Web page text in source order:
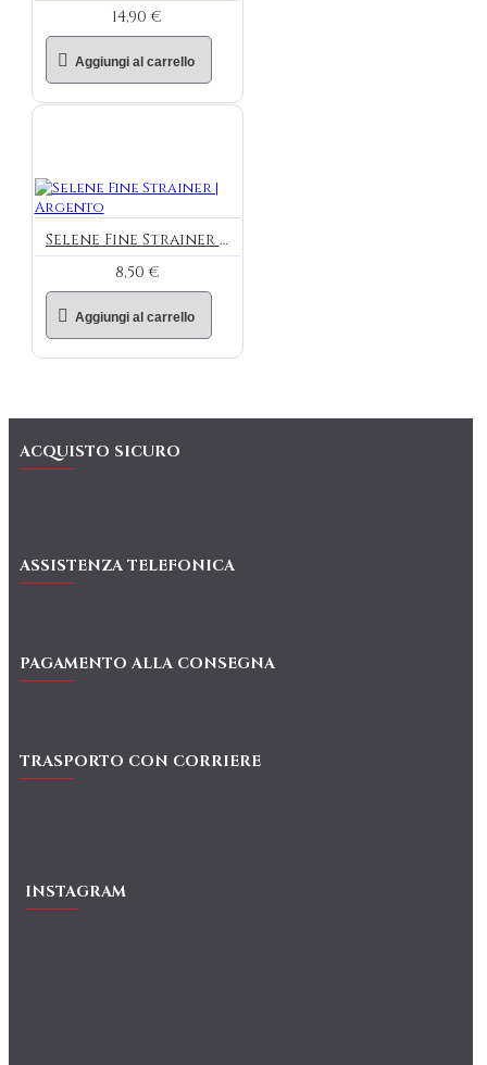
14,90 €
Aggiungi al carrello
Selene Fine Strainer | Argento
8,50 €
Aggiungi al carrello
ACQUISTO SICURO
ASSISTENZA TELEFONICA
PAGAMENTO ALLA CONSEGNA
TRASPORTO CON CORRIERE
INSTAGRAM